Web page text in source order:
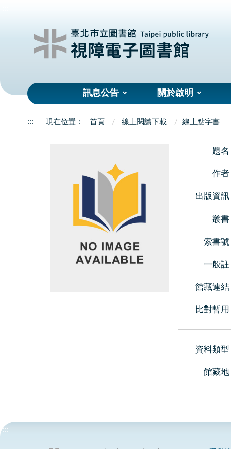
訊息公告 關於啟明
::: 首頁 線上閱讀下載 線上點字書
題名
作者
出版資訊
叢書
索書號
一般註
館藏連結
比對暫用
資料類型
館藏地
:::